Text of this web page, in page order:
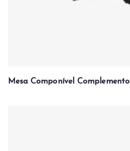
Mesa Componível Complemento